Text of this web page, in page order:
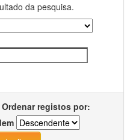
da pesquisa.
Ordenar registos por: